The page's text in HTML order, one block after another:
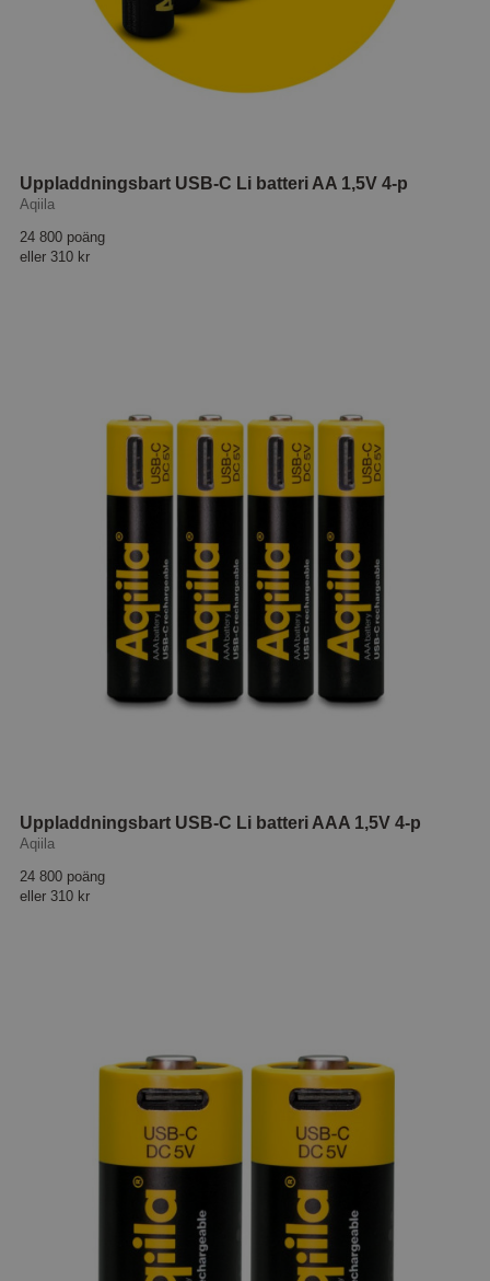
Uppladdningsbart USB-C Li batteri AA 1,5V 4-p
Aqiila
24 800 poäng
eller 310 kr
Uppladdningsbart USB-C Li batteri AAA 1,5V 4-p
Aqiila
24 800 poäng
eller 310 kr